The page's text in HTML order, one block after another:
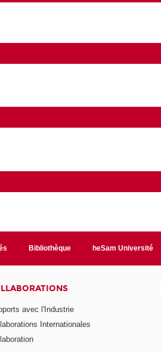
Bibliothèque heSam Université
avec l'Industrie
Internationales